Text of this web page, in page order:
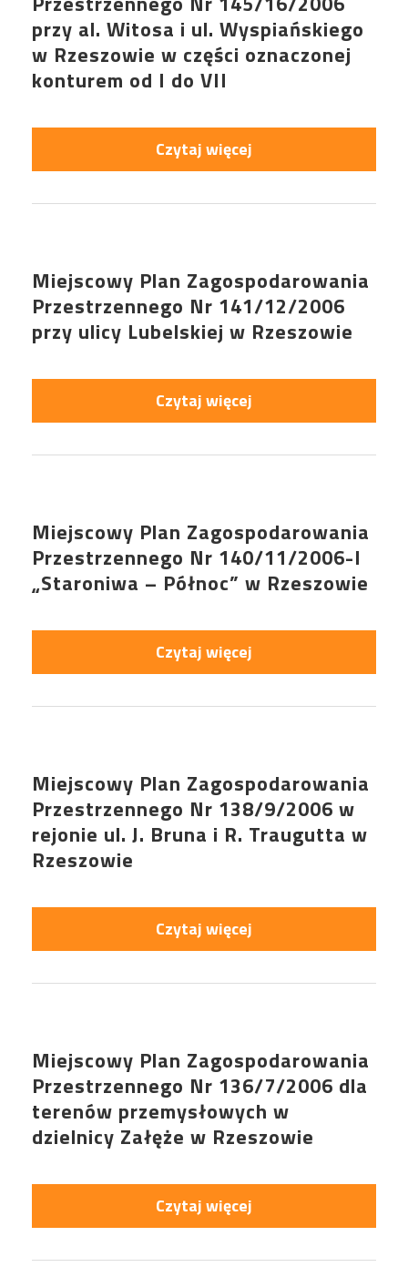
przy al. Witosa i ul. Wyspiańskiego
w Rzeszowie w części oznaczonej
konturem od I do VII
Czytaj więcej
Miejscowy Plan Zagospodarowania
Przestrzennego Nr 141/12/2006
przy ulicy Lubelskiej w Rzeszowie
Czytaj więcej
Miejscowy Plan Zagospodarowania
Przestrzennego Nr 140/11/2006-I
„Staroniwa – Północ” w Rzeszowie
Czytaj więcej
Miejscowy Plan Zagospodarowania
Przestrzennego Nr 138/9/2006 w
rejonie ul. J. Bruna i R. Traugutta w
Rzeszowie
Czytaj więcej
Miejscowy Plan Zagospodarowania
Przestrzennego Nr 136/7/2006 dla
terenów przemysłowych w
dzielnicy Załęże w Rzeszowie
Czytaj więcej